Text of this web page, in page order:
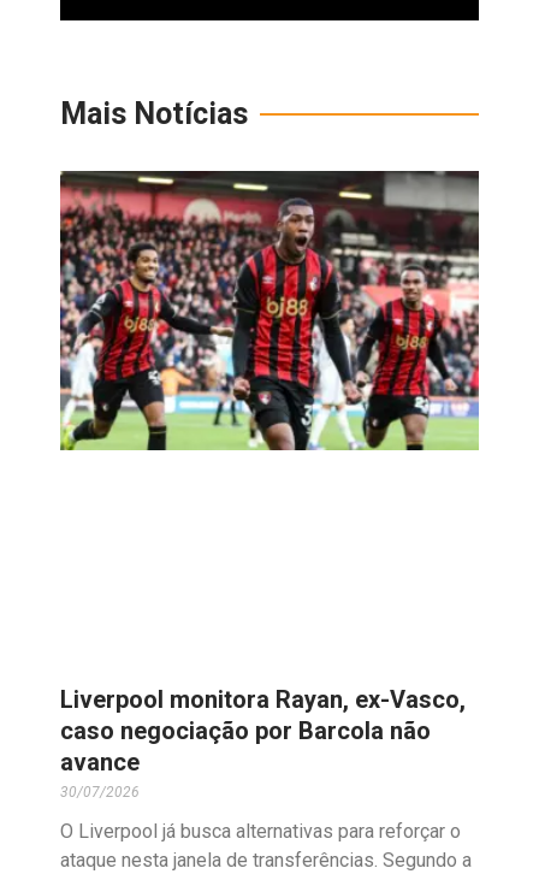
Mais Notícias
Liverpool monitora Rayan, ex-Vasco,
caso negociação por Barcola não
avance
30/07/2026
O Liverpool já busca alternativas para reforçar o
ataque nesta janela de transferências. Segundo a